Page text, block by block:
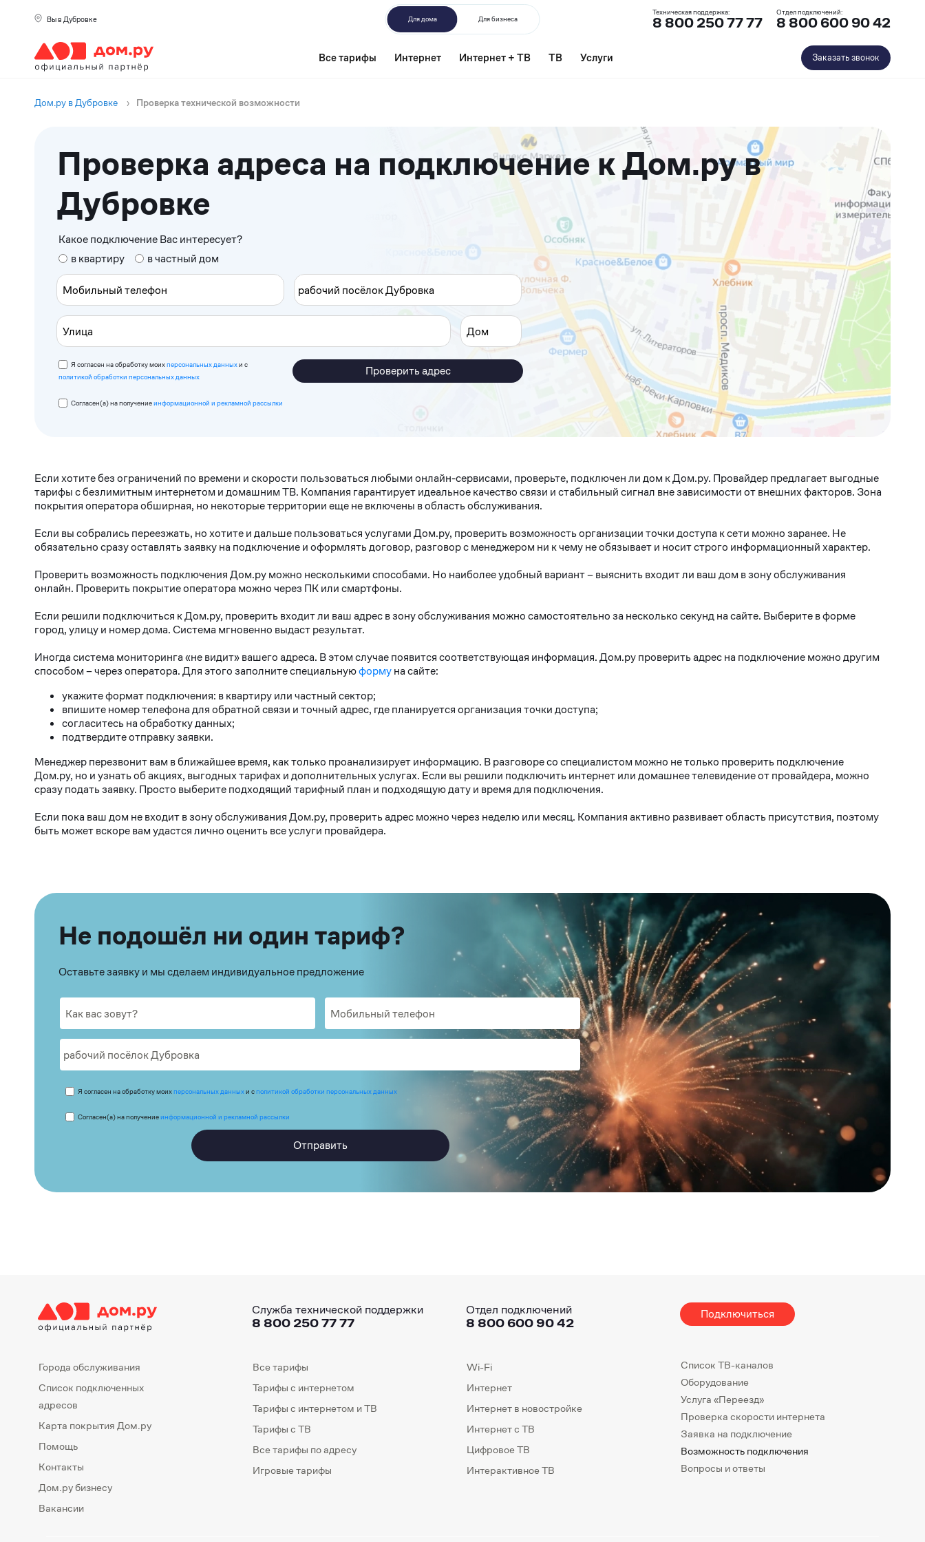
Вы в Дубровке Для дома Для бизнеса
Техническая поддержка:
8 800 250 77 77
Отдел подключений:
8 800 600 90 42
Все тарифы Интернет Интернет + ТВ ТВ Услуги Заказать звонок
Дом.ру в Дубровке › Проверка технической возможности
Проверка адреса на подключение к Дом.ру в
Дубровке
Какое подключение Вас интересует?
в квартиру
в частный дом
Я согласен на обработку моихперсональных данныхи с
политикой обработки персональных данных
Проверить адрес
Согласен(а) на получениеинформационной и рекламной рассылки
Если хотите без ограничений по времени и скорости пользоваться любыми онлайн-сервисами, проверьте, подключен ли дом к Дом.ру. Провайдер предлагает выгодные
тарифы с безлимитным интернетом и домашним ТВ. Компания гарантирует идеальное качество связи и стабильный сигнал вне зависимости от внешних факторов. Зона
покрытия оператора обширная, но некоторые территории еще не включены в область обслуживания.
Если вы собрались переезжать, но хотите и дальше пользоваться услугами Дом.ру, проверить возможность организации точки доступа к сети можно заранее. Не
обязательно сразу оставлять заявку на подключение и оформлять договор, разговор с менеджером ни к чему не обязывает и носит строго информационный характер.
Проверить возможность подключения Дом.ру можно несколькими способами. Но наиболее удобный вариант – выяснить входит ли ваш дом в зону обслуживания
онлайн. Проверить покрытие оператора можно через ПК или смартфоны.
Если решили подключиться к Дом.ру, проверить входит ли ваш адрес в зону обслуживания можно самостоятельно за несколько секунд на сайте. Выберите в форме
город, улицу и номер дома. Система мгновенно выдаст результат.
Иногда система мониторинга «не видит» вашего адреса. В этом случае появится соответствующая информация. Дом.ру проверить адрес на подключение можно другим
способом – через оператора. Для этого заполните специальнуюформуна сайте:
укажите формат подключения: в квартиру или частный сектор;
впишите номер телефона для обратной связи и точный адрес, где планируется организация точки доступа;
согласитесь на обработку данных;
подтвердите отправку заявки.
Менеджер перезвонит вам в ближайшее время, как только проанализирует информацию. В разговоре со специалистом можно не только проверить подключение
Дом.ру, но и узнать об акциях, выгодных тарифах и дополнительных услугах. Если вы решили подключить интернет или домашнее телевидение от провайдера, можно
сразу подать заявку. Просто выберите подходящий тарифный план и подходящую дату и время для подключения.
Если пока ваш дом не входит в зону обслуживания Дом.ру, проверить адрес можно через неделю или месяц. Компания активно развивает область присутствия, поэтому
быть может вскоре вам удастся лично оценить все услуги провайдера.
Не подошёл ни один тариф?
Оставьте заявку и мы сделаем индивидуальное предложение
Я согласен на обработку моихперсональных данныхи сполитикой обработки персональных данных
Согласен(а) на получениеинформационной и рекламной рассылки
Отправить
Служба технической поддержки
8 800 250 77 77
Отдел подключений
8 800 600 90 42
Подключиться
Города обслуживания
Список подключенных
адресов
Карта покрытия Дом.ру
Помощь
Контакты
Дом.ру бизнесу
Вакансии
Все тарифы
Тарифы с интернетом
Тарифы с интернетом и ТВ
Тарифы с ТВ
Все тарифы по адресу
Игровые тарифы
Wi-Fi
Интернет
Интернет в новостройке
Интернет с ТВ
Цифровое ТВ
Интерактивное ТВ
Список ТВ-каналов
Оборудование
Услуга «Переезд»
Проверка скорости интернета
Заявка на подключение
Возможность подключения
Вопросы и ответы